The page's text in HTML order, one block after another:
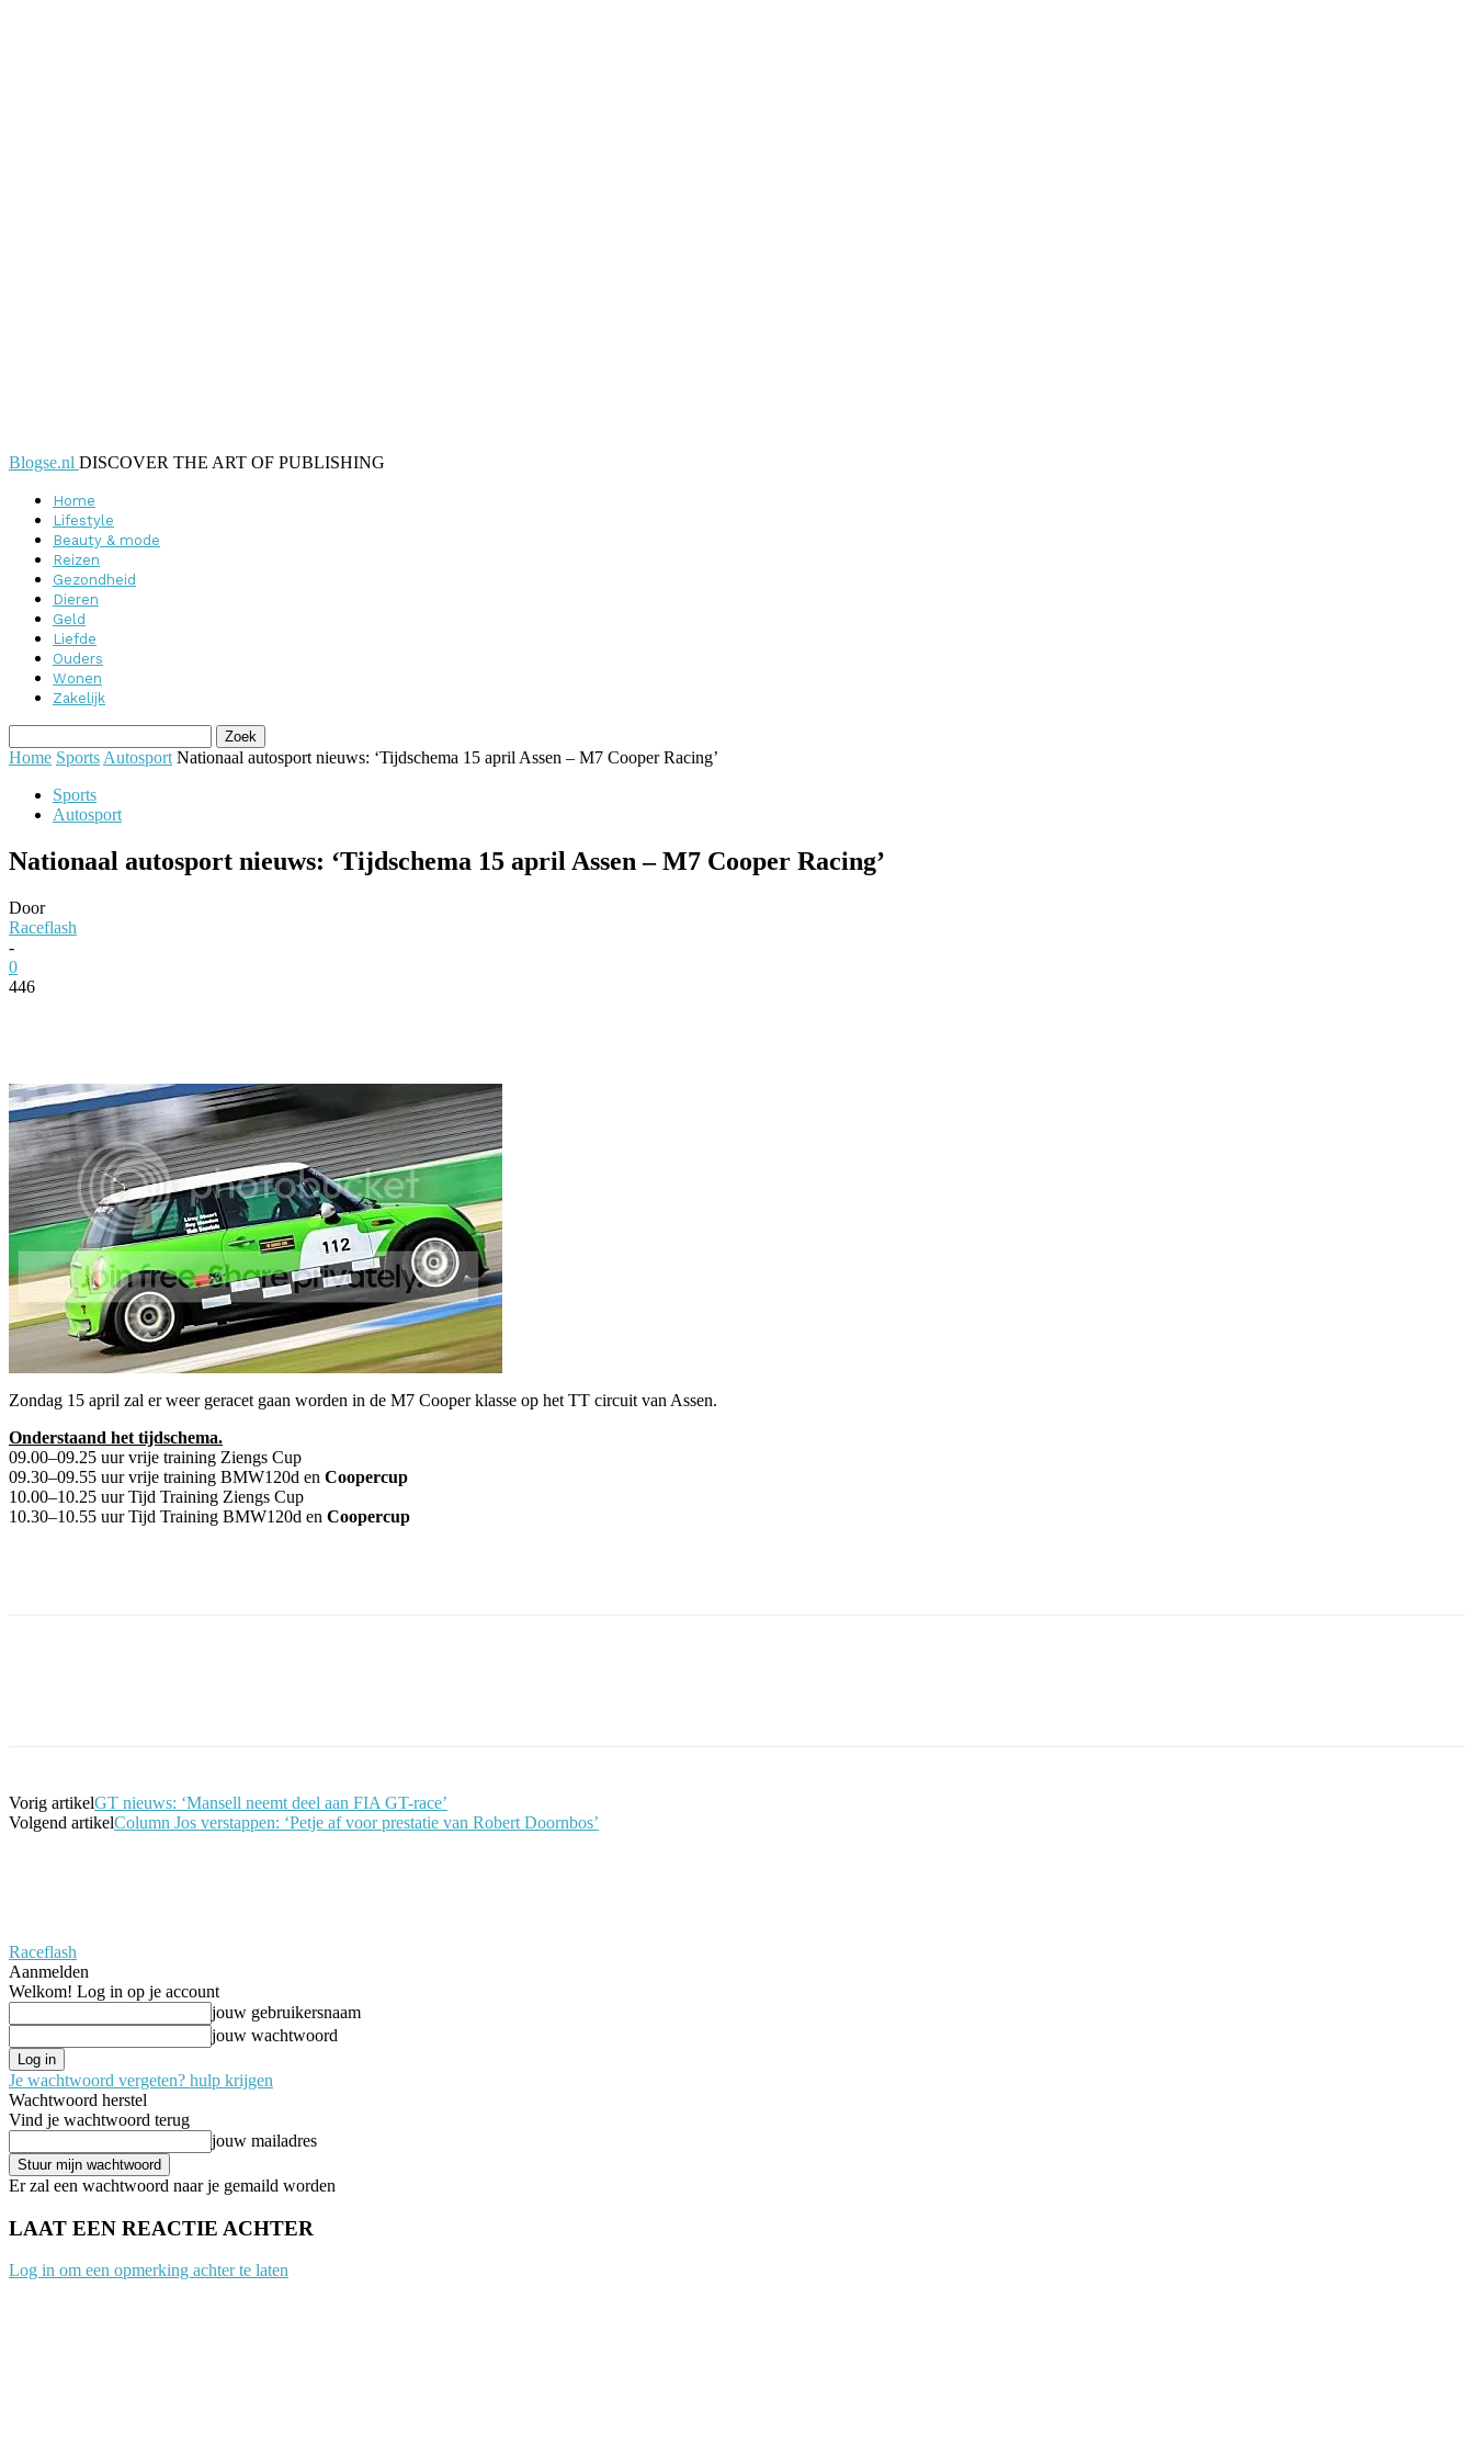
Blogse.nl DISCOVER THE ART OF PUBLISHING
Home
Lifestyle
Beauty & mode
Reizen
Gezondheid
Dieren
Geld
Liefde
Ouders
Wonen
Zakelijk
Home Sports Autosport Nationaal autosport nieuws: ‘Tijdschema 15 april Assen – M7 Cooper Racing’
Sports
Autosport
Nationaal autosport nieuws: ‘Tijdschema 15 april Assen – M7 Cooper Racing’
Door
Raceflash
-
0
446
Zondag 15 april zal er weer geracet gaan worden in de M7 Cooper klasse op het TT circuit van Assen.
Onderstaand het tijdschema.
09.00–09.25 uur vrije training Ziengs Cup
09.30–09.55 uur vrije training BMW120d en Coopercup
10.00–10.25 uur Tijd Training Ziengs Cup
10.30–10.55 uur Tijd Training BMW120d en Coopercup
Vorig artikelGT nieuws: ‘Mansell neemt deel aan FIA GT-race’
Volgend artikelColumn Jos verstappen: ‘Petje af voor prestatie van Robert Doornbos’
Raceflash
Aanmelden
Welkom! Log in op je account
jouw gebruikersnaam
jouw wachtwoord
Je wachtwoord vergeten? hulp krijgen
Wachtwoord herstel
Vind je wachtwoord terug
jouw mailadres
Er zal een wachtwoord naar je gemaild worden
LAAT EEN REACTIE ACHTER
Log in om een opmerking achter te laten